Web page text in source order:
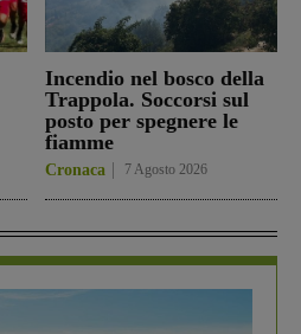
Incendio nel bosco della
Trappola. Soccorsi sul
posto per spegnere le
fiamme
Cronaca 7 Agosto 2026